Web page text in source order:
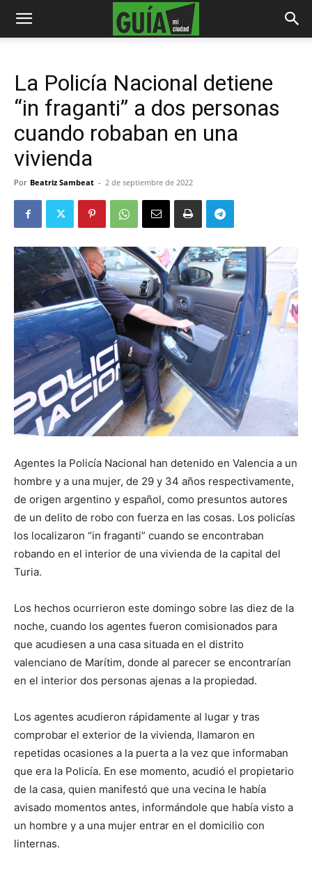
La Policía Nacional detiene
“in fraganti” a dos personas
cuando robaban en una
vivienda
Por Beatriz Sambeat - 2 de septiembre de 2022
Agentes la Policía Nacional han detenido en Valencia a un
hombre y a una mujer, de 29 y 34 años respectivamente,
de origen argentino y español, como presuntos autores
de un delito de robo con fuerza en las cosas. Los policías
los localizaron “in fraganti” cuando se encontraban
robando en el interior de una vivienda de la capital del
Turia.
Los hechos ocurrieron este domingo sobre las diez de la
noche, cuando los agentes fueron comisionados para
que acudiesen a una casa situada en el distrito
valenciano de Marítim, donde al parecer se encontrarían
en el interior dos personas ajenas a la propiedad.
Los agentes acudieron rápidamente al lugar y tras
comprobar el exterior de la vivienda, llamaron en
repetidas ocasiones a la puerta a la vez que informaban
que era la Policía. En ese momento, acudió el propietario
de la casa, quien manifestó que una vecina le había
avisado momentos antes, informándole que había visto a
un hombre y a una mujer entrar en el domicilio con
linternas.